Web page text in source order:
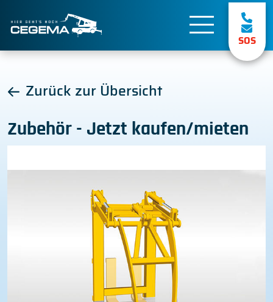
SOS
Zurück zur Übersicht
Zubehör - Jetzt kaufen/mieten